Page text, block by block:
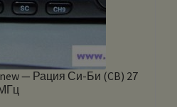
— Рация Си-Би (CB) 27